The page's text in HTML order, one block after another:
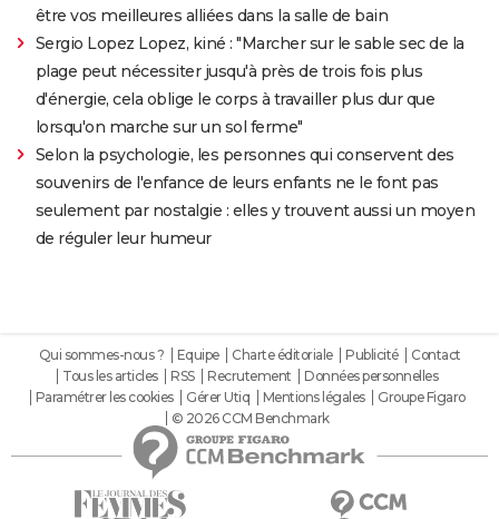
être vos meilleures alliées dans la salle de bain
Sergio Lopez Lopez, kiné : "Marcher sur le sable sec de la
plage peut nécessiter jusqu'à près de trois fois plus
d'énergie, cela oblige le corps à travailler plus dur que
lorsqu'on marche sur un sol ferme"
Selon la psychologie, les personnes qui conservent des
souvenirs de l'enfance de leurs enfants ne le font pas
seulement par nostalgie : elles y trouvent aussi un moyen
de réguler leur humeur
Qui sommes-nous ? Equipe Charte éditoriale Publicité
Contact
Tous les articles
RSS Recrutement
Données personnelles
Paramétrer les cookies
Gérer Utiq Mentions légales
Groupe Figaro
© 2026 CCM Benchmark